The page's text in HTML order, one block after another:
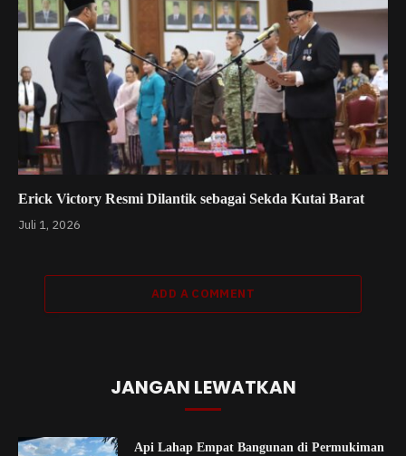
Erick Victory Resmi Dilantik sebagai Sekda Kutai Barat
Juli 1, 2026
ADD A COMMENT
JANGAN LEWATKAN
Api Lahap Empat Bangunan di Permukiman